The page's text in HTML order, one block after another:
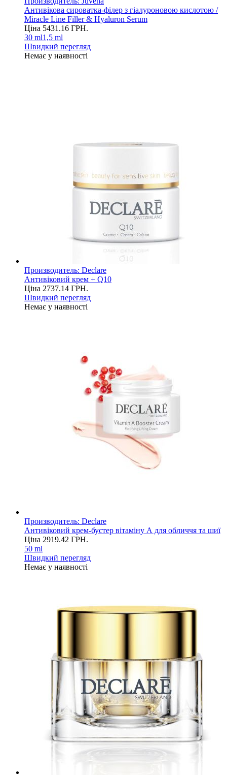
Антивікова сироватка-філер з гіалуроновою кислотою /
Miracle Line Filler & Hyaluron Serum
Ціна 5431.16 ГРН.
30 ml1,5 ml
Швидкий перегляд
Немає у наявності
Производитель: Declare
Антивіковий крем + Q10
Ціна 2737.14 ГРН.
Швидкий перегляд
Немає у наявності
Производитель: Declare
Антивіковий крем-бустер вітаміну А для обличчя та шиї
Ціна 2919.42 ГРН.
50 ml
Швидкий перегляд
Немає у наявності